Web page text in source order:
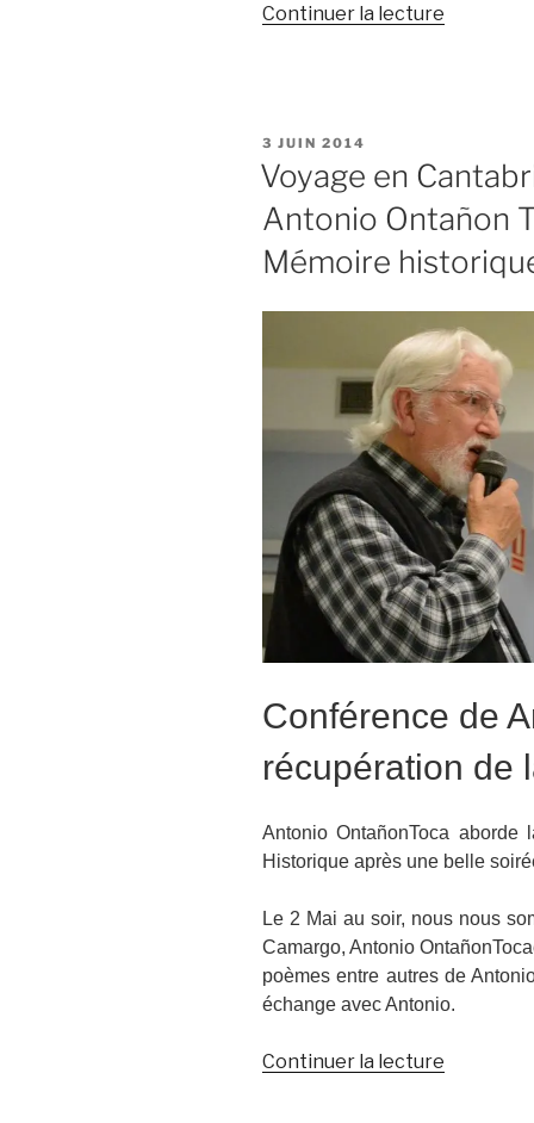
Continuer la lecture
–
Potes
hommage
Juanin »
PUBLIÉ
LE
3 JUIN 2014
Voyage en
Antonio Ontañon
Mémoire
Conférence de
récupération de
Antonio OntañonToca
Historique après une belle
Le 2 Mai au soir, nous nous
Camargo, Antonio
poèmes entre autres de
échange avec Antonio.
Continuer la lecture